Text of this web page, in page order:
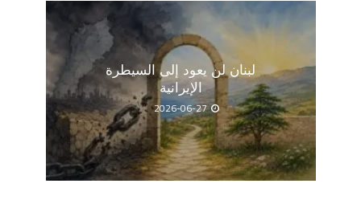
لبنان لن يعود إلى السيطرة
الإيرانية
2026-06-27